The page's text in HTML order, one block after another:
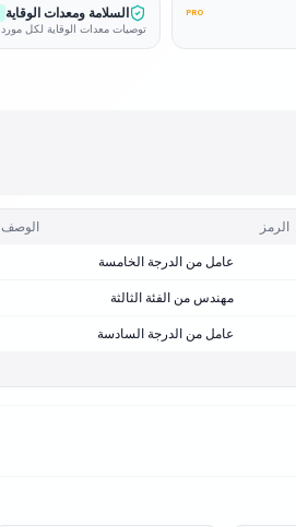
PRO السلامة ومعدات الوقاية
توصيات معدات الوقاية لكل مورد
الرمز الوصف
عامل من الدرجة الخامسة
مهندس من الفئة الثالثة
عامل من الدرجة السادسة